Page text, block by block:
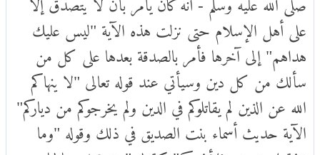
على أهل الإسلام حتى نزلت هذه الآية "ليس عليك
هداهم" إلى آخرها فأمر بالصدقة بعدها على كل من
سألك من كل دين وسيأتي عند قوله تعالى "لا ينهاكم
الله عن الذين لم يقاتلوكم في الدين ولم يخرجوكم من دياركم"
الآية حديث أسماء بنت الصديق في ذلك وقوله "وما